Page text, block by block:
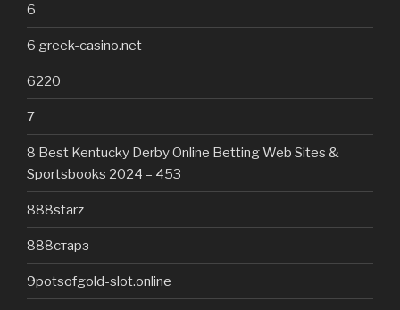
6
6 greek-casino.net
6220
7
8 Best Kentucky Derby Online Betting Web Sites &
Sportsbooks 2024 – 453
888starz
888старз
9potsofgold-slot.online